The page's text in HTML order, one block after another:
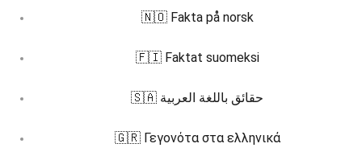
🇳🇴 Fakta på norsk
🇫🇮 Faktat suomeksi
🇸🇦 حقائق باللغة العربية
🇬🇷 Γεγονότα στα ελληνικά